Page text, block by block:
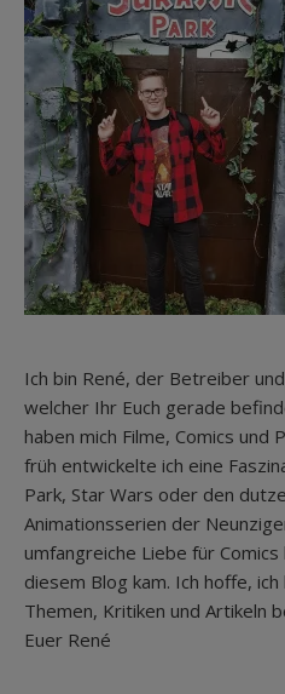
Ich bin René, der Betreiber
welcher Ihr Euch gerade
haben mich Filme, Comics und
früh entwickelte ich eine
Park, Star Wars oder den
Animationsserien der
umfangreiche Liebe für
diesem Blog kam. Ich hoffe,
Themen, Kritiken und Artikeln
Euer René